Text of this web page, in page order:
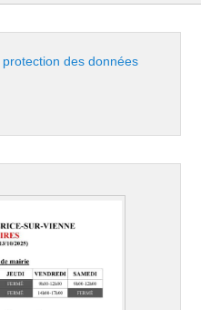
des données